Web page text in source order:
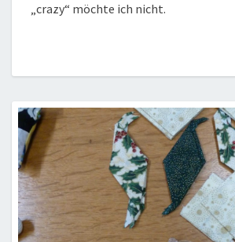
„crazy“ möchte ich nicht.